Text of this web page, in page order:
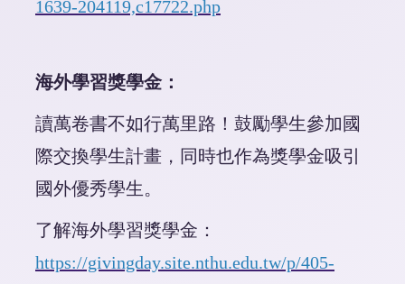
1639-204119,c17722.php
海外學習獎學金：
讀萬卷書不如行萬里路！鼓勵學生參加國
際交換學生計畫，同時也作為獎學金吸引
國外優秀學生。
了解海外學習獎學金：
https://givingday.site.nthu.edu.tw/p/405-